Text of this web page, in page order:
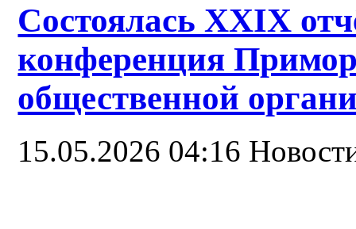
Состоялась ХХIХ
конференция
общественной
15.05.2026 04:16